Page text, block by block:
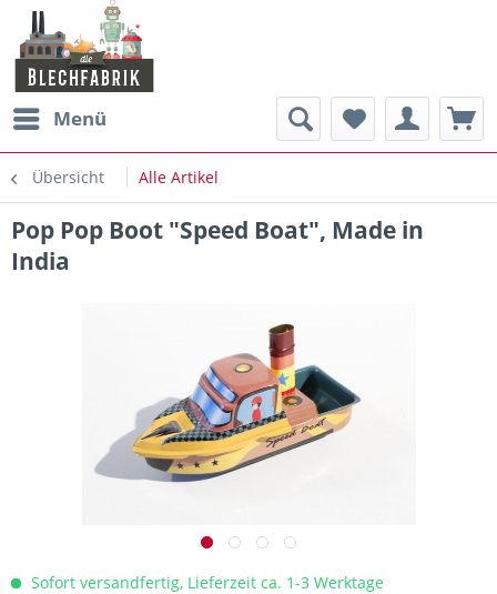
Menü
Übersicht Alle Artikel
Pop Pop Boot "Speed Boat", Made in
India
Sofort versandfertig, Lieferzeit ca. 1-3 Werktage